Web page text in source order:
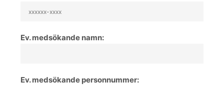
Ev. medsökande namn:
Ev. medsökande personnummer: